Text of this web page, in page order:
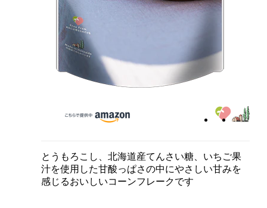
とうもろこし、北海道産てんさい糖、いちご果
汁を使用した甘酸っぱさの中にやさしい甘みを
感じるおいしいコーンフレークです